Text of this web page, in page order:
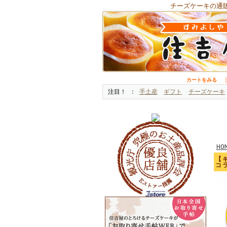
チーズケーキの通
カートをみる
注目！
手土産 ギフト チーズケーキ
【
コ